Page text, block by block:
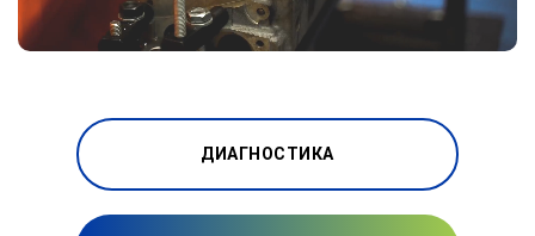
ДИАГНОСТИКА